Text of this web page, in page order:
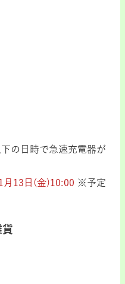
の日時で急速充電器が
月13日(金)10:00 ※予定
貨